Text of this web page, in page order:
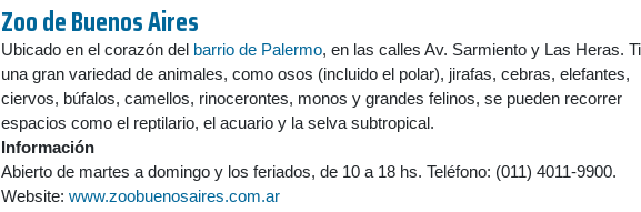
Zoo de Buenos Aires
Ubicado en el corazón del barrio de Palermo, en las calles Av. Sarmiento y Las Heras.
una gran variedad de animales, como osos (incluido el polar), jirafas, cebras, elefantes,
ciervos, búfalos, camellos, rinocerontes, monos y grandes felinos, se pueden recorrer
espacios como el reptilario, el acuario y la selva subtropical.
Información
Abierto de martes a domingo y los feriados, de 10 a 18 hs. Teléfono: (011) 4011-9900.
Website: www.zoobuenosaires.com.ar